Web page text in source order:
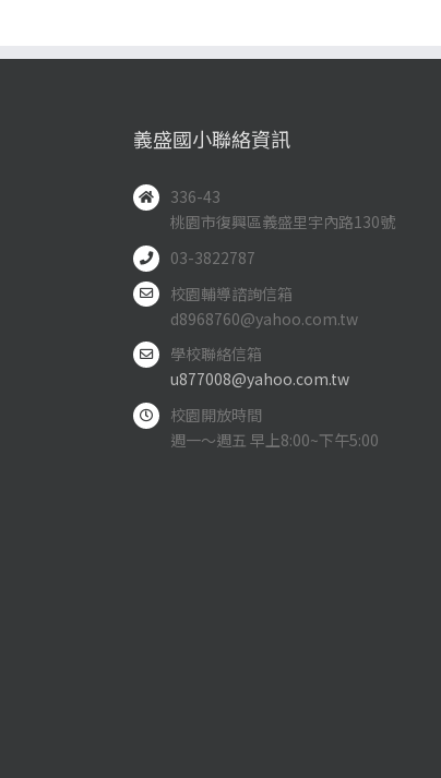
義盛國小聯絡資訊
336-43
桃園市復興區義盛里宇內路130號
03-3822787
校園輔導諮詢信箱
d8968760@yahoo.com.tw
學校聯絡信箱
u877008@yahoo.com.tw
校園開放時間
週一～週五 早上8:00~下午5:00